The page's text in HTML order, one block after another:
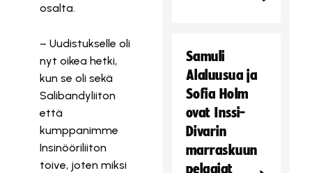
osalta.
– Uudistukselle oli
nyt oikea hetki,
kun se oli sekä
Salibandyliiton
että
kumppanimme
Insinööriliiton
toive, joten miksi
Samuli
Alaluusua ja
Sofia Holm
ovat Inssi-
Divarin
marraskuun
pelaajat